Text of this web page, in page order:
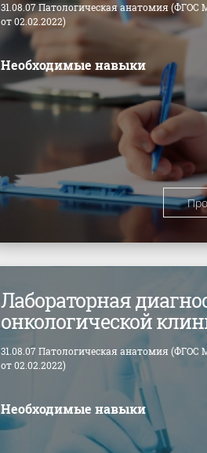
31.08.07 Патологическая анатомия (ФГОС
от 02.02.2022)
Необходимые навыки
Лабораторная
онкологической
31.08.07 Патологическая анатомия (ФГОС
от 02.02.2022)
Необходимые навыки